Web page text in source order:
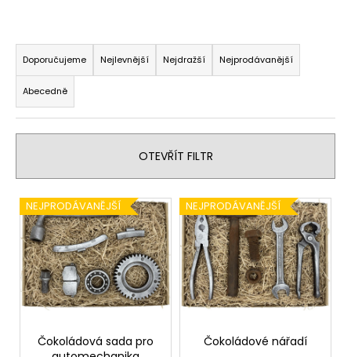
Ř
a
z
e
n
r
o
d
u
k
t
ů
Doporučujeme Nejlevnější Nejdražší Nejprodávanější
Abecedně
OTEVŘÍT FILTR
V
ý
p
s
p
NEJPRODÁVANĚJŠÍ
Čokoládová sada pro
NEJPRODÁVANĚJŠÍ
Čokoládové nářadí